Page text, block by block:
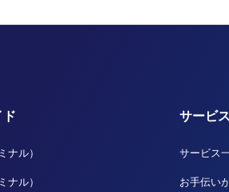
ナル）
ナル）
サービ
サービス
お手伝い